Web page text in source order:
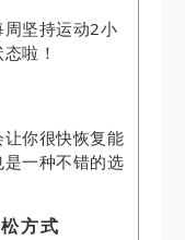
坚持运动2小
啦！
你很快恢复能
一种不错的选
方式